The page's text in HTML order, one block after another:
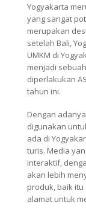
Yogyakarta
yang sangat
merupakan
setelah Bali,
UMKM di
menjadi
diperlakukan
tahun ini.
Dengan
digunakan
ada di
turis. Media
interaktif,
akan lebih
produk, baik
alamat untuk